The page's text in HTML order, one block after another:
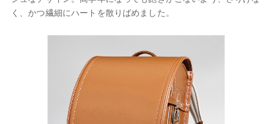
く、かつ繊細にハートを散りばめました。